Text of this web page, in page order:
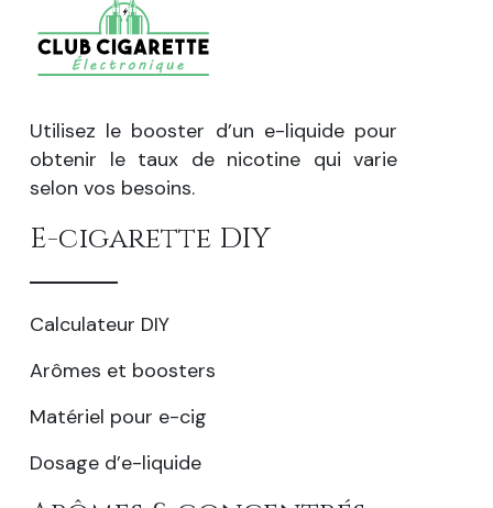
Utilisez le booster d’un e-liquide pour
obtenir le taux de nicotine qui varie
selon vos besoins.
E-cigarette DIY
Calculateur DIY
Arômes et boosters
Matériel pour e-cig
Dosage d’e-liquide